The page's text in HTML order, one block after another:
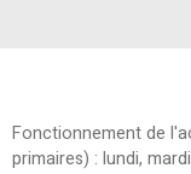
Fonctionnement de
primaires) : lundi,